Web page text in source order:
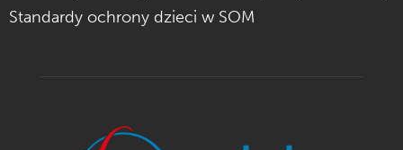
Standardy ochrony dzieci w SOM